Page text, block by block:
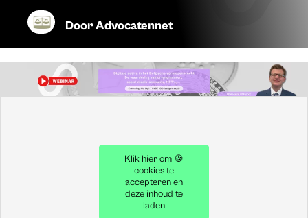
DoorAdvocatennet
Klik hier om 🍪
cookies te
accepteren en
deze inhoud te
laden